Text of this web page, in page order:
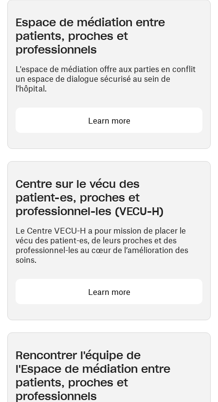
Espace de médiation entre
patients, proches et
professionnels
L'espace de médiation offre aux parties en conflit
un espace de dialogue sécurisé au sein de
l'hôpital.
Learn more
Centre sur le vécu des
patient-es, proches et
professionnel-les (VECU-H)
Le Centre VECU-H a pour mission de placer le
vécu des patient-es, de leurs proches et des
professionnel-les au cœur de l’amélioration des
soins.
Learn more
Rencontrer l'équipe de
l'Espace de médiation entre
patients, proches et
professionnels